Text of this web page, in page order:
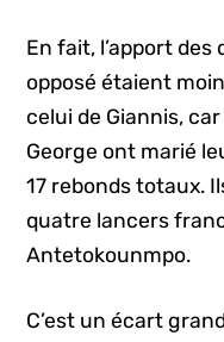
En fait, l’apport
opposé étaient
celui de Giannis,
George ont marié
17 rebonds totaux.
quatre lancers
Antetokounmpo.
C’est un écart